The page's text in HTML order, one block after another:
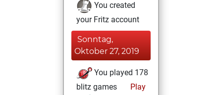
You created
your Fritz account
Sonntag,
Oktober 27, 2019
You played 178
blitz games
Play